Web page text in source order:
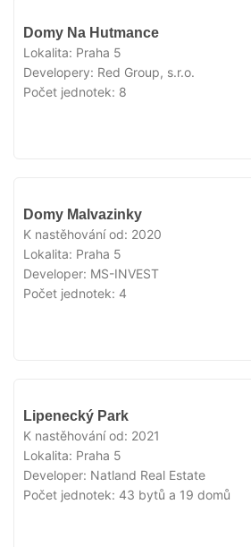
Domy Na Hutmance
Lokalita: Praha 5
Developery: Red Group, s.r.o.
Počet jednotek: 8
Domy Malvazinky
K nastěhování od: 2020
Lokalita: Praha 5
Developer: MS-INVEST
Počet jednotek: 4
Lipenecký Park
K nastěhování od: 2021
Lokalita: Praha 5
Developer: Natland Real Estate
Počet jednotek: 43 bytů a 19 domů